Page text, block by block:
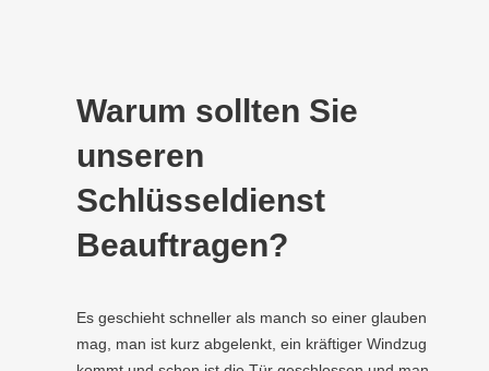
Warum sollten Sie
unseren
Schlüsseldienst
Beauftragen?
Es geschieht schneller als manch so einer glauben
mag, man ist kurz abgelenkt, ein kräftiger Windzug